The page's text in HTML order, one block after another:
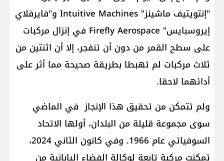
"إنتويتيف ماشينز" Intuitive Machines و"فايرفلاي
إيروسبايس" Firefly Aerospace في إنزال مركبات
على سطح القمر من دون أن تنفجر، إلا أن اثنتين من
ثلاث مركبات لم تهبطا بطريقة صحيحة مما أثر على
أدائهما لاحقا.
ولم تتمكن من تحقيق هذا الإنجاز في الماضي
سوى مجموعة قليلة من البلدان، أولها الاتحاد
السوفياتي عام 1966. وفي كانون الثاني 2024،
تمكنت مركبة تابعة لوكالة الفضاء اليابانية من